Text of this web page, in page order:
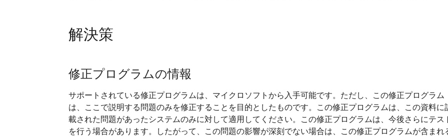
解決策
修正プログラムの情報
サポートされている修正プログラムは、マイクロソフトから入手可能です。ただし、この修正プログラム
は、ここで説明する問題のみを修正することを目的としたものです。この修正プログラムは、この資料に
載された問題があったシステムのみに対して適用してください。この修正プログラムは、今後さらにテス
を行う場合があります。したがって、この問題の影響が深刻でない場合は、この修正プログラムが含まれ